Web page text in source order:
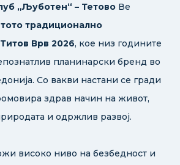
„Љуботен“ – Тетово Ве
традиционално
Врв 2026, кое низ годините
планинарски бренд во
Со вакви настани се гради
здрав начин на живот,
и одржлив развој.
високо ниво на безбедност и